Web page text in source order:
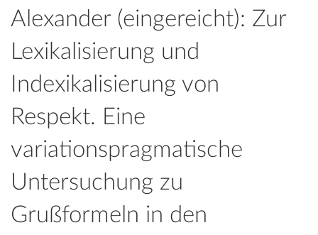
Alexander (eingereicht): Zur
Lexikalisierung und
Indexikalisierung von
Respekt. Eine
variationspragmatische
Untersuchung zu
Grußformeln in den